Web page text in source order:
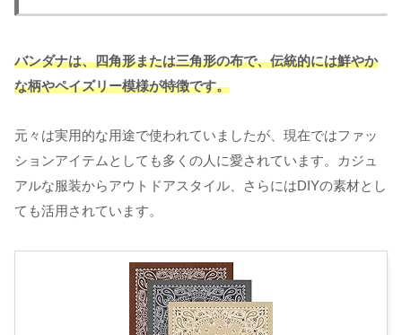
バンダナは、四角形または三角形の布で、伝統的には鮮やか
な柄やペイズリー模様が特徴です。
元々は実用的な用途で使われていましたが、現在ではファッ
ションアイテムとしても多くの人に愛されています。カジュ
アルな服装からアウトドアスタイル、さらにはDIYの素材とし
ても活用されています。